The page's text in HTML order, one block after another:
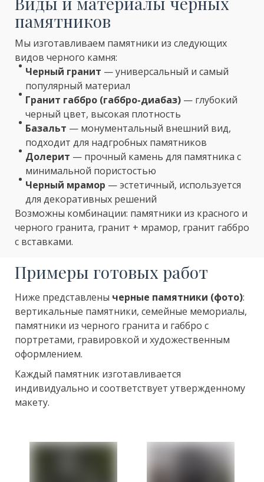
памятников
Мы изготавливаем памятники из следующих
видов черного камня:
Черный гранит — универсальный и самый
популярный материал
Гранит габбро (габбро-диабаз) — глубокий
черный цвет, высокая плотность
Базальт — монументальный внешний вид,
подходит для надгробных памятников
Долерит — прочный камень для памятника с
минимальной пористостью
Черный мрамор — эстетичный, используется
для декоративных решений
Возможны комбинации: памятники из красного и
черного гранита, гранит + мрамор, гранит габбро
с вставками.
Примеры готовых работ
Ниже представлены черные памятники (фото):
вертикальные памятники, семейные мемориалы,
памятники из черного гранита и габбро с
портретами, гравировкой и художественным
оформлением.
Каждый памятник изготавливается
индивидуально и соответствует утвержденному
макету.